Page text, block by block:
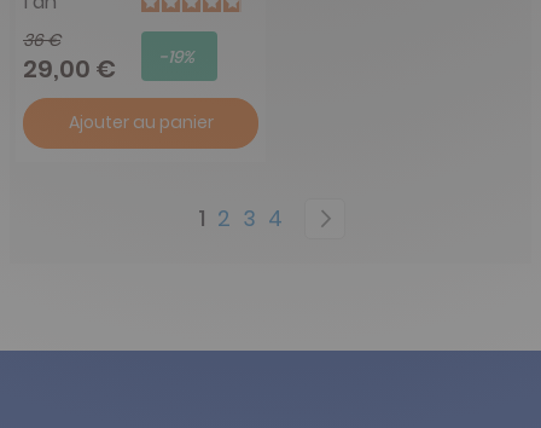
36 €
29,00 € -19%
Ajouter au panier
Page
You're currently reading page
1 Page
2 Page
3 Page
4